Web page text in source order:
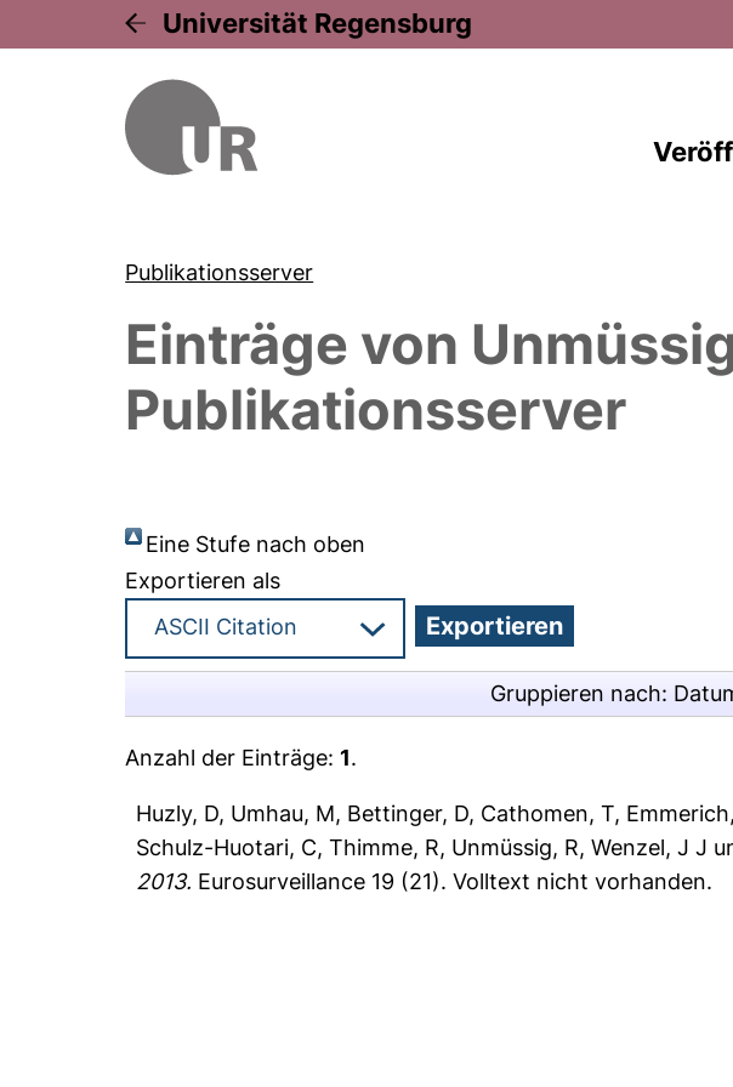
Universität Regensburg
Publikationsserver
Einträge von
Publikationsserver
Eine Stufe nach oben
Exportieren als
Gruppieren nach:
Anzahl der Einträge:1.
Huzly, D, Umhau, M, Bettinger, D, Cathomen, T,
Schulz-Huotari, C,Thimme, R, Unmüssig, R,Wenzel, J J
2013. Eurosurveillance 19 (21).Volltext nicht vorhanden.